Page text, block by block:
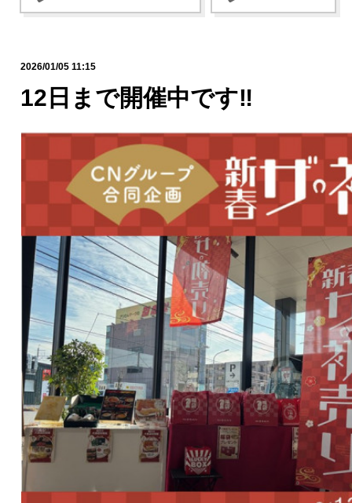
2026/01/05 11:15
12日まで開催中です‼️